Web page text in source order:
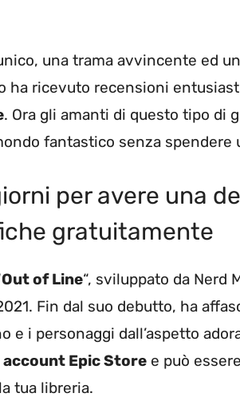
una trama avvincente ed
ha ricevuto recensioni
. Ora gli amanti di questo tipo di
fantastico senza spendere
per avere una
gratuitamente
Out of Line“, sviluppato da Nerd
Fin dal suo debutto, ha
e i personaggi dall’aspetto
account Epic Store e può
tua libreria.